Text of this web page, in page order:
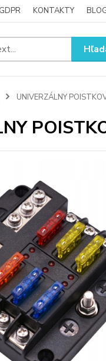
GDPR KONTAKTY
UNIVERZÁLNY